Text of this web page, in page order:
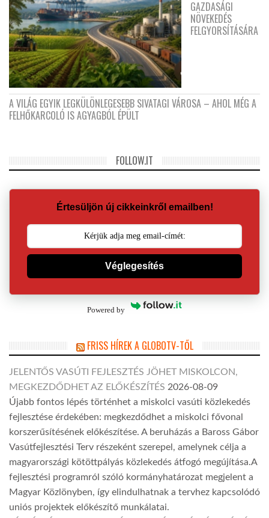
GAZDASÁGI
NÖVEKEDÉS
FELGYORSÍTÁSÁRA
A VILÁG EGYIK LEGKÜLÖNLEGESEBB SIVATAGI VÁROSA – AHOL MÉG A
FELHŐKARCOLÓ IS AGYAGBÓL ÉPÜLT
FOLLOW.IT
Értesüljön új cikkeinkről emailben!
Véglegesítés
Powered by
FRISS HÍREK A GLOBOTV-TŐL
JELENTŐS VASÚTI FEJLESZTÉS JÖHET MISKOLCON,
MEGKEZDŐDHET AZ ELŐKÉSZÍTÉS 2026-08-09
Újabb fontos lépés történhet a miskolci vasúti közlekedés
fejlesztése érdekében: megkezdődhet a miskolci fővonal
korszerűsítésének előkészítése. A beruházás a Baross Gábor
Vasútfejlesztési Terv részeként szerepel, amelynek célja a
magyarországi kötöttpályás közlekedés átfogó megújítása.A
fejlesztési programról szóló kormányhatározat megjelent a
Magyar Közlönyben, így elindulhatnak a tervhez kapcsolódó
uniós projektek előkészítő munkálatai.